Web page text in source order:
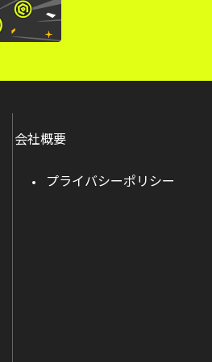
会社概要
プライバシーポリシー